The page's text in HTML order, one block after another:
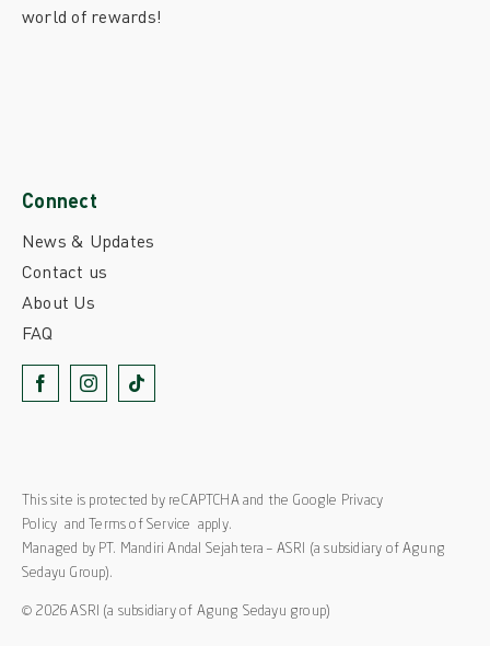
Connect
News & Updates
Contact us
About Us
FAQ
world of rewards!
This site is protected by reCAPTCHA and the Google Privacy
Policy and Terms of Service apply.
Managed by PT. Mandiri Andal Sejahtera – ASRI (a subsidiary of Agung
Sedayu Group).
© 2026 ASRI (a subsidiary of Agung Sedayu group)